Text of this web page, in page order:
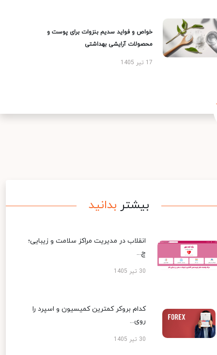
خواص و فواید سدیم بنزوات برای پوست و
محصولات آرایشی بهداشتی
17 تیر 1405
بیشتر بدانید
انقلاب در مدیریت مراکز سلامت و زیبایی؛
چ...
30 تیر 1405
کدام بروکر کمترین کمیسیون و اسپرد را
روی...
30 تیر 1405